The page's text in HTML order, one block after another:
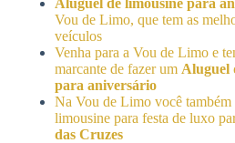
Aluguel de limousine para
Vou de Limo, que tem as
veículos
Venha para a Vou de Limo e
marcante de fazer um Aluguel
para aniversário
Na Vou de Limo você também
limousine para festa de luxo
das Cruzes